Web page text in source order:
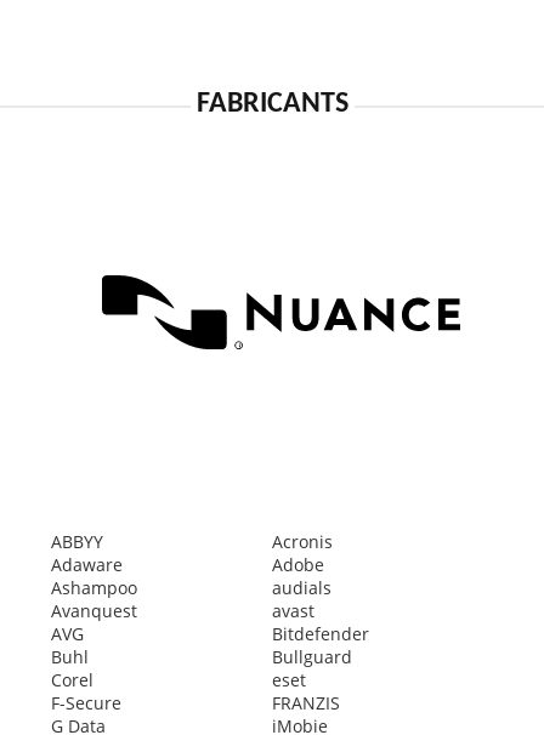
FABRICANTS
ABBYY
Acronis
Adaware
Adobe
Ashampoo
audials
Avanquest
avast
AVG
Bitdefender
Buhl
Bullguard
Corel
eset
F-Secure
FRANZIS
G Data
iMobie